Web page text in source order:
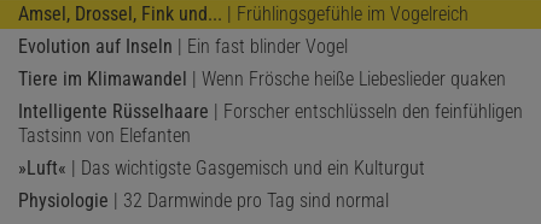
Amsel, Drossel, Fink und... | Frühlingsgefühle im Vogelreich
Evolution auf Inseln | Ein fast blinder Vogel
Tiere im Klimawandel | Wenn Frösche heiße Liebeslieder quaken
Intelligente Rüsselhaare | Forscher entschlüsseln den feinfühligen
Tastsinn von Elefanten
»Luft« | Das wichtigste Gasgemisch und ein Kulturgut
Physiologie | 32 Darmwinde pro Tag sind normal